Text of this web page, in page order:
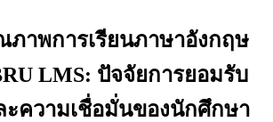
าพการเรียนภาษาอังกฤษ
LMS: ปัจจัยการยอมรับ
ะความเชื่อมั่นของนักศึกษา